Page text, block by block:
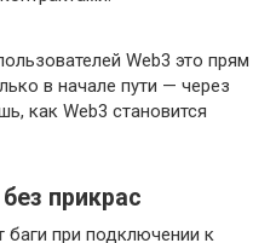
Web3 это прям
в начале пути — через
как Web3 становится
прикрас
при подключении к